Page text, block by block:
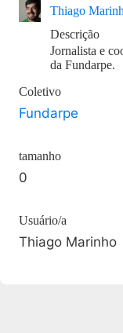
Thiago
Descrição
Jornalista e
da Fundarpe.
Coletivo
Fundarpe
tamanho
0
Usuário/a
Thiago Marinho